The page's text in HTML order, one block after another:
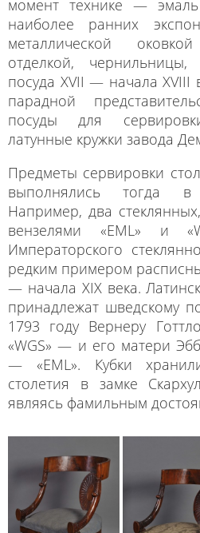
момент технике —
наиболее ранних
металлической
отделкой, чернильницы,
посуда XVII — начала XVIII
парадной
посуды для
латунные кружки завода
Предметы сервировки
выполнялись тогда в
Например, два
вензелями «EML» и
Императорского
редким примером
— начала XIX века.
принадлежат шведскому
1793 году Вернеру
«WGS» — и его матери
— «EML». Кубки
столетия в замке
являясь фамильным